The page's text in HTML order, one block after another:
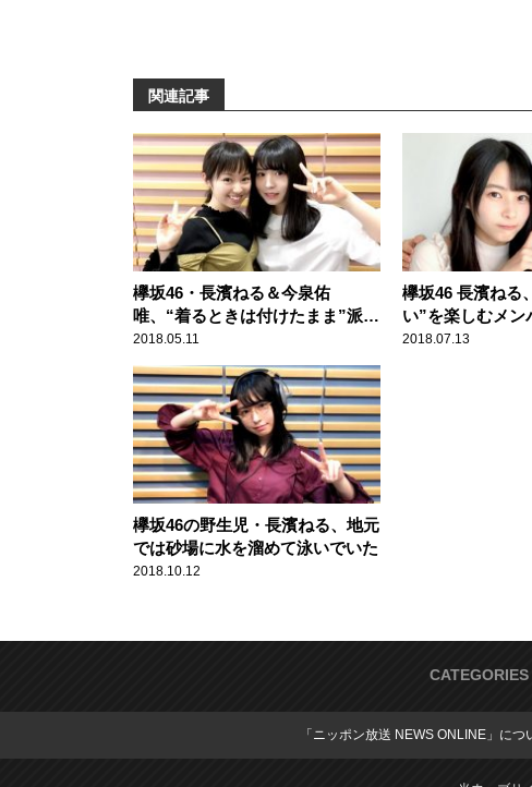
関連記事
欅坂46・長濱ねる＆今泉佑
唯、“着るときは付けたまま”派で
意気投合
2018.05.11
欅坂46 長濱ねる
い”を楽しむメン
面
2018.07.13
欅坂46の野生児・長濱ねる、地元
では砂場に水を溜めて泳いでいた
2018.10.12
CATEGORIES
「ニッポン放送 NEWS ONLINE」につ